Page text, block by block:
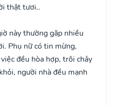
thật tươi..
này thường gặp nhiều
Phụ nữ có tin mừng,
đều hòa hợp, trôi chảy
người nhà đều mạnh